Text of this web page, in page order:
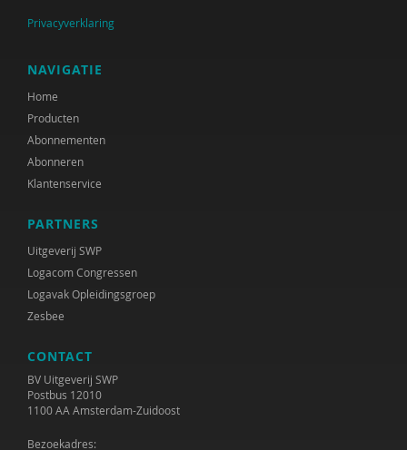
Privacyverklaring
NAVIGATIE
Home
Producten
Abonnementen
Abonneren
Klantenservice
PARTNERS
Uitgeverij SWP
Logacom Congressen
Logavak Opleidingsgroep
Zesbee
CONTACT
BV Uitgeverij SWP
Postbus 12010
1100 AA Amsterdam-Zuidoost
Bezoekadres: